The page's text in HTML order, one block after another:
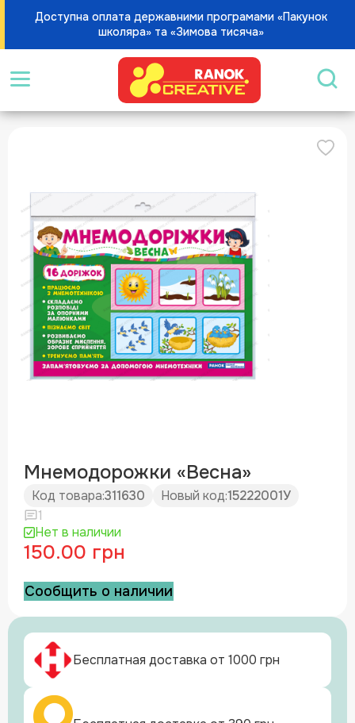
Доступна оплата державними програмами «Пакунок
школяра» та «Зимова тисяча»
Мнемодорожки «Весна»
Код товара:311630 Новый код:15222001У
1
Нет в наличии
150.00 грн
Сообщить о наличии
Бесплатная доставка от 1000 грн